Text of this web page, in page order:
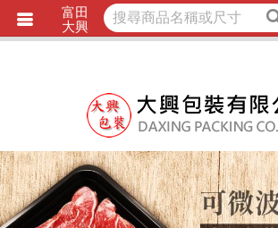
立即詢價 LINE詢問
富田
大興
會員註冊
忘記密碼
訂單查詢
TRACK LISTING追 / 蹤 / 清
獨家商品 耐熱內襯